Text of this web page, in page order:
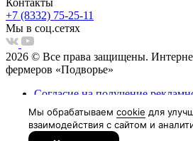
Контакты
+7 (8332) 75-25-11
Мы в соц.сетях
2026 © Все права защищены.
фермеров «Подворье»
Согласие на получение
Пользовательское соглашение
Согласие на обработку
Политка обработки